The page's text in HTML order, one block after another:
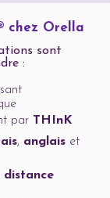
chez Orella
sont
:
par THInK
, anglais et
distance